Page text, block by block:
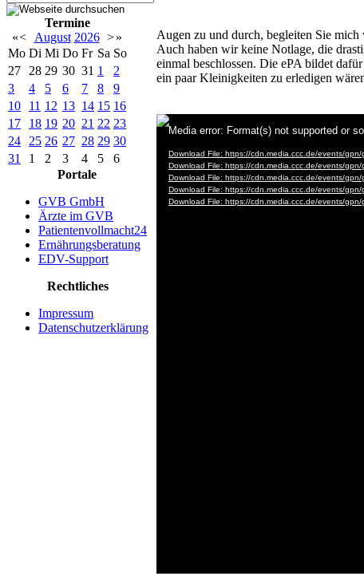
Termine
«< August 2026 > »
Mo Di Mi Do Fr Sa So
27
28 29 30 31 1
2
3
4 5 6 7 8
9
10
11 12 13 14 15 16
17
18 19 20 21 22 23
24
25 26 27 28 29 30
31
1 2 3 4 5
6
Portale
GVB GmbH
Ärzte im GVB
Patientenvollmacht24
Ernährungsberatung
EDV-Support
Rechtliches
Impressum
Datenschutzerklärung
Augen zu und durch, begleiten Sie mich
Auch haben wir keine Notlage, die
einmal beschlossen. Die ePA bildet
ein paar Kleinigkeiten zu erledigen